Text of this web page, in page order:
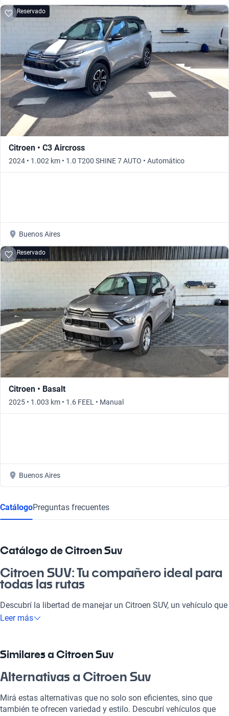
Reservado
Citroen • C3 Aircross
2024 • 1.002 km • 1.0 T200 SHINE 7 AUTO • Automático
Buenos Aires
Reservado
Citroen • Basalt
2025 • 1.003 km • 1.6 FEEL • Manual
Buenos Aires
CatálogoPreguntas frecuentes
Catálogo de Citroen Suv
Citroen SUV: Tu compañero ideal para
todas las rutas
Descubrí la libertad de manejar un Citroen SUV, un vehículo que
se adapta a tus necesidades y te acompaña en cada aventura.
Con su diseño moderno, tecnología de punta y eficiencia en el
consumo, es una elección ideal en el mercado argentino.
¿Por qué elegir un Citroen SUV?
Tecnología al servicio de tu comodidad
Leer más
Similares a Citroen Suv
Alternativas a Citroen Suv
Mirá estas alternativas que no solo son eficientes, sino que
también te ofrecen variedad y estilo. Descubrí vehículos que